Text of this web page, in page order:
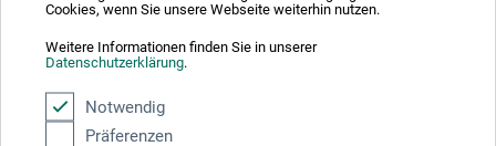
Cookies, wenn Sie unsere Webseite weiterhin nutzen.
Weitere Informationen finden Sie in unserer
Datenschutzerklärung.
Notwendig
Präferenzen